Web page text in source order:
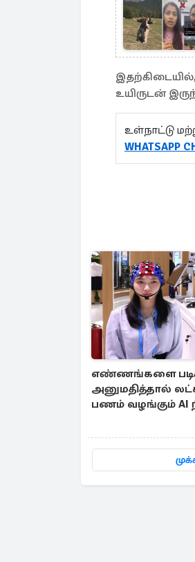
உயிருடன்
உள்நாட்டு
WHATSAPP
எண்ணங்களை
அனுமதித்தால்
பணம் வழங்கும் AI